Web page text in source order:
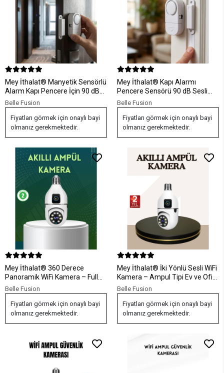
Mey İthalat® Manyetik Sensörlü
Alarm Kapı Pencere İçin 90 dB
Güçlü Sesli Uyarı Sistemi
Belle Fusion
Fiyatları görmek için onaylı bayi
olmanız gerekmektedir.
Mey İthalat® Kapı Alarmı
Pencere Sensörü 90 dB Sesli
Güvenlik Sistemi Kolay Montajlı
Belle Fusion
Fiyatları görmek için onaylı bayi
olmanız gerekmektedir.
Mey İthalat® 360 Derece
Panoramik WiFi Kamera – Full
HD Ev Güvenlik Sistemi
Belle Fusion
Fiyatları görmek için onaylı bayi
olmanız gerekmektedir.
Mey İthalat® İki Yönlü Sesli WiFi
Kamera – Ampul Tipi Ev ve Ofis
Güvenlik Kamerası
Belle Fusion
Fiyatları görmek için onaylı bayi
olmanız gerekmektedir.